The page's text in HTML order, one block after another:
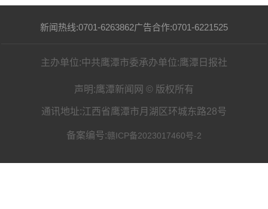
新闻热线:0701-6263862广告合作:0701-6221525
主办单位:中共鹰潭市委承办单位:鹰潭日报社
声明:鹰潭新闻网 © 版权所有
通讯地址:江西省鹰潭市月湖区环城东路28号
备案编号:赣ICP备2023017460号-2